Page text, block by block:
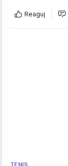
Reaguj
TENIS